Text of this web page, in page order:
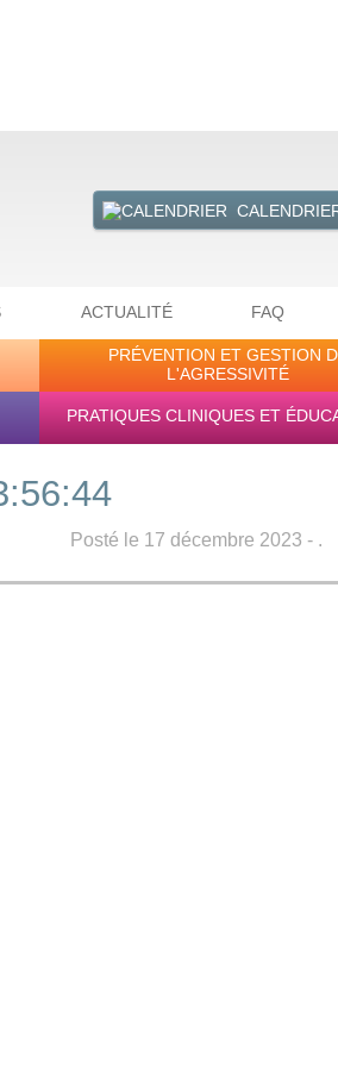
ACTUALITÉ FAQ
PRÉVENTION ET GESTION
L'AGRESSIVITÉ
PRATIQUES CLINIQUES ET
Posté le 17 décembre 2023 - .